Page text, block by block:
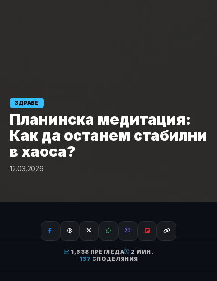
ЗДРАВЕ
Планинска медитация:
Как да останем стабилни
в хаоса?
12.03.2026
1,638 ПРЕГЛЕДА
2 МИН.
137 СПОДЕЛЯНИЯ